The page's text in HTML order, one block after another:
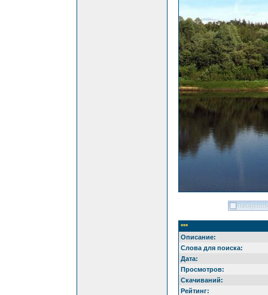
***
Описание:
Слова для поиска:
Дата:
Просмотров:
Скачиваний:
Рейтинг: